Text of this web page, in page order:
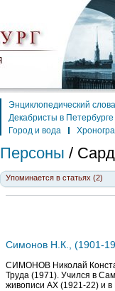
Энциклопедический
Декабристы в Петербурге
Город и вода
Персоны /
Упоминается в статьях (2)
Симонов Н.К., (1901-
СИМОНОВ Николай
Труда (1971). Учился в
живописи АХ (1921-22) и в